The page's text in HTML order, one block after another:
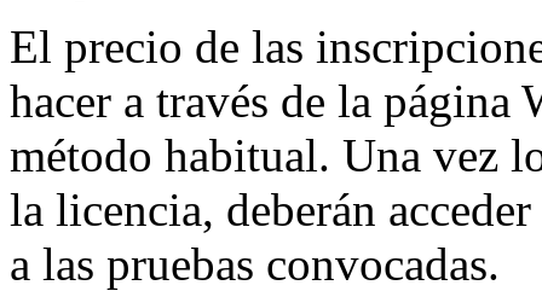
El precio de las
hacer a través de la página
método habitual. Una vez
la licencia, deberán
a las pruebas convocadas.